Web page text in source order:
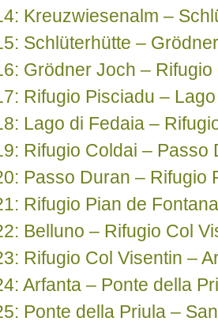
Kreuzwiesenalm –
Schlüterhütte –
Grödner Joch – Rifugio
Rifugio Pisciadu –
Lago di Fedaia –
Rifugio Coldai – Passo
Passo Duran – Rifugio
Rifugio Pian de
Belluno – Rifugio Col
Rifugio Col Visentin –
Arfanta – Ponte della
Ponte della Priula –